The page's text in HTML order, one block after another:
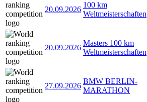
20.09.2026
100 km
Weltmeisterschaften
20.09.2026
Masters 100 km
Weltmeisterschaften
27.09.2026
BMW BERLIN-
MARATHON